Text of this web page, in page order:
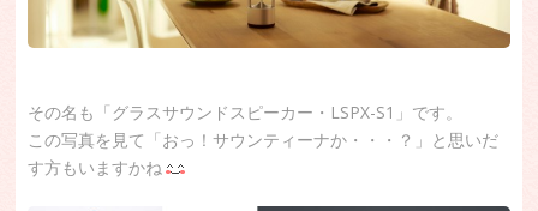
その名も「グラスサウンドスピーカー・LSPX-S1」です。
この写真を見て「おっ！サウンティーナか・・・？」と思いだ
す方もいますかね